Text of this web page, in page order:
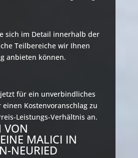
sich im Detail innerhalb der
Teilbereiche wir Ihnen
anbieten können.
für ein unverbindliches
einen Kostenvoranschlag zu
Leistungs-Verhältnis an.
VON
MALICI IN
NEURIED